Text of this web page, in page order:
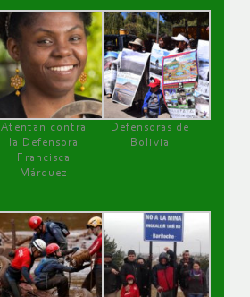
Atentan contra
la Defensora
Francisca
Márquez
Defensoras de
Bolivia